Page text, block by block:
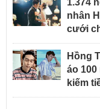
nhân
cưới
Hồng
áo
kiếm